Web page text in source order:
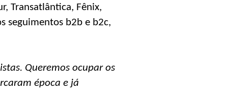
Transatlântica, Fênix,
seguimentos b2b e b2c,
Queremos ocupar os
época e já